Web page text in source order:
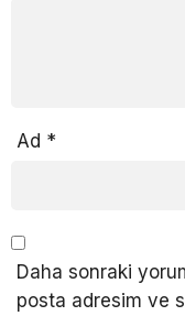
Ad *
Daha sonraki
posta adresim ve